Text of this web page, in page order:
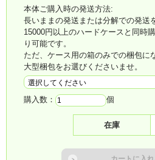
本体ご購入時の発送方法:
長いままの発送または分解での発送
15000円以上のハードケースと同時
り可能です。
ただ、ケース用の箱のみでの梱包に
大型梱包をお選びくださいませ。
購入数： 個
在庫